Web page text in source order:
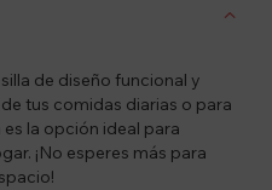
de diseño funcional y
tus comidas diarias o para
la opción ideal para
¡No esperes más para